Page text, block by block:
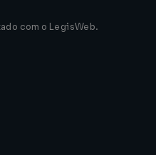
com o LegisWeb.